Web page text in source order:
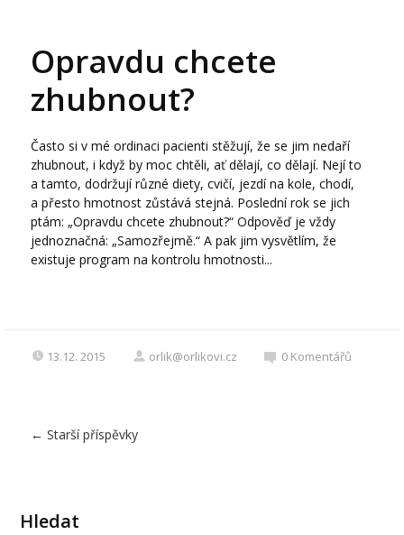
Opravdu chcete
zhubnout?
Často si v mé ordinaci pacienti stěžují, že se jim nedaří
zhubnout, i když by moc chtěli, ať dělají, co dělají. Nejí to
a tamto, dodržují různé diety, cvičí, jezdí na kole, chodí,
a přesto hmotnost zůstává stejná. Poslední rok se jich
ptám: „Opravdu chcete zhubnout?“ Odpověď je vždy
jednoznačná: „Samozřejmě.“ A pak jim vysvětlím, že
existuje program na kontrolu hmotnosti...
13.12. 2015 orlik@orlikovi.cz 0 Komentářů
← Starší příspěvky
Hledat